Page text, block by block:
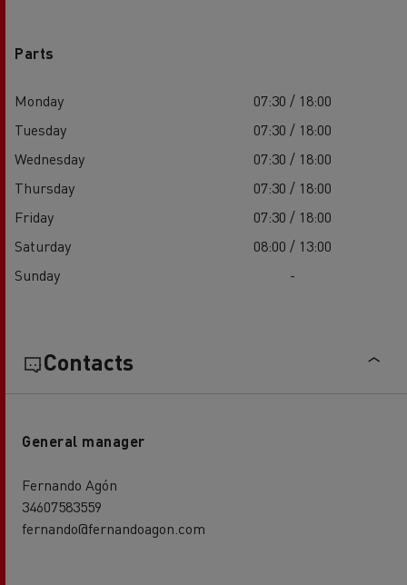
Parts
Monday
07:30 / 18:00
Tuesday
07:30 / 18:00
Wednesday
07:30 / 18:00
Thursday
07:30 / 18:00
Friday
07:30 / 18:00
Saturday
08:00 / 13:00
Sunday
-
Contacts
General manager
Fernando Agón
34607583559
fernando@fernandoagon.com